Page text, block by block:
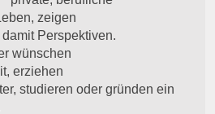
zeigen
Perspektiven.
wünschen
erziehen
studieren oder gründen ein